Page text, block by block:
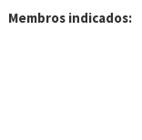
Membros indicados: